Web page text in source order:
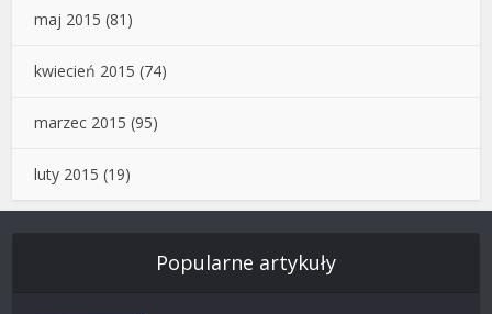
maj 2015 (81)
kwiecień 2015 (74)
marzec 2015 (95)
luty 2015 (19)
Popularne artykuły